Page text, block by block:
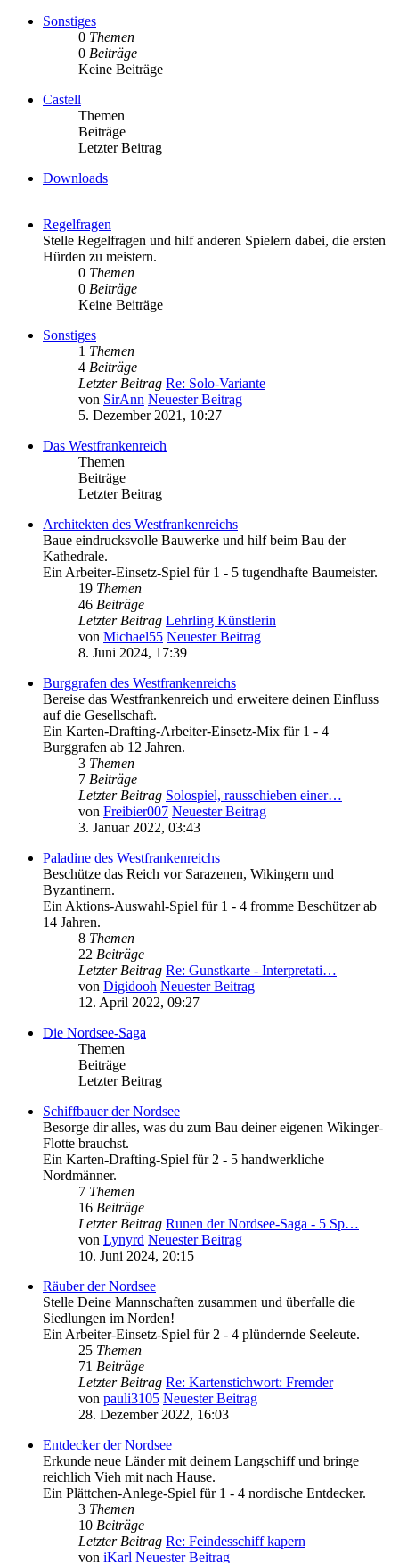
Sonstiges
0 Themen
0 Beiträge
Keine Beiträge
Castell
Themen
Beiträge
Letzter Beitrag
Downloads
Regelfragen
Stelle Regelfragen und hilf anderen Spielern dabei, die ersten
Hürden zu meistern.
0 Themen
0 Beiträge
Keine Beiträge
Sonstiges
1 Themen
4 Beiträge
Letzter Beitrag Re: Solo-Variante
von SirAnn Neuester Beitrag
5. Dezember 2021, 10:27
Das Westfrankenreich
Themen
Beiträge
Letzter Beitrag
Architekten des Westfrankenreichs
Baue eindrucksvolle Bauwerke und hilf beim Bau der
Kathedrale.
Ein Arbeiter-Einsetz-Spiel für 1 - 5 tugendhafte Baumeister.
19 Themen
46 Beiträge
Letzter Beitrag Lehrling Künstlerin
von Michael55 Neuester Beitrag
8. Juni 2024, 17:39
Burggrafen des Westfrankenreichs
Bereise das Westfrankenreich und erweitere deinen Einfluss
auf die Gesellschaft.
Ein Karten-Drafting-Arbeiter-Einsetz-Mix für 1 - 4
Burggrafen ab 12 Jahren.
3 Themen
7 Beiträge
Letzter Beitrag Solospiel, rausschieben einer…
von Freibier007 Neuester Beitrag
3. Januar 2022, 03:43
Paladine des Westfrankenreichs
Beschütze das Reich vor Sarazenen, Wikingern und
Byzantinern.
Ein Aktions-Auswahl-Spiel für 1 - 4 fromme Beschützer ab
14 Jahren.
8 Themen
22 Beiträge
Letzter Beitrag Re: Gunstkarte - Interpretati…
von Digidooh Neuester Beitrag
12. April 2022, 09:27
Die Nordsee-Saga
Themen
Beiträge
Letzter Beitrag
Schiffbauer der Nordsee
Besorge dir alles, was du zum Bau deiner eigenen Wikinger-
Flotte brauchst.
Ein Karten-Drafting-Spiel für 2 - 5 handwerkliche
Nordmänner.
7 Themen
16 Beiträge
Letzter Beitrag Runen der Nordsee-Saga - 5 Sp…
von Lynyrd Neuester Beitrag
10. Juni 2024, 20:15
Räuber der Nordsee
Stelle Deine Mannschaften zusammen und überfalle die
Siedlungen im Norden!
Ein Arbeiter-Einsetz-Spiel für 2 - 4 plündernde Seeleute.
25 Themen
71 Beiträge
Letzter Beitrag Re: Kartenstichwort: Fremder
von pauli3105 Neuester Beitrag
28. Dezember 2022, 16:03
Entdecker der Nordsee
Erkunde neue Länder mit deinem Langschiff und bringe
reichlich Vieh mit nach Hause.
Ein Plättchen-Anlege-Spiel für 1 - 4 nordische Entdecker.
3 Themen
10 Beiträge
Letzter Beitrag Re: Feindesschiff kapern
von iKarl Neuester Beitrag